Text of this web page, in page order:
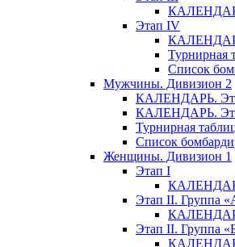
Этап IV
Турнирная
Список
Мужчины. Дивизион 2
КАЛЕНДАРЬ.
КАЛЕНДАРЬ.
Турнирная
Список
Женщины. Дивизион 1
Этап I
Этап II. Группа
Этап II. Группа